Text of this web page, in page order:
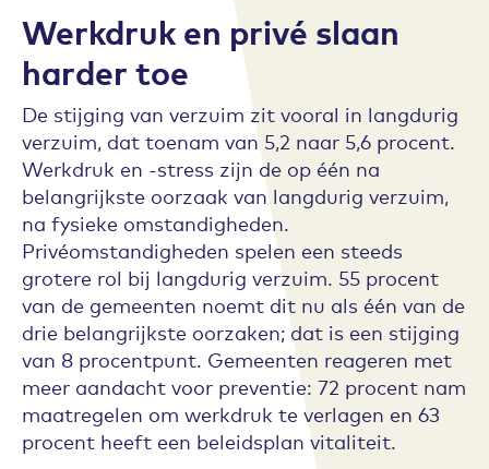
Werkdruk en privé slaan
harder toe
De stijging van verzuim zit vooral in langdurig
verzuim, dat toenam van 5,2 naar 5,6 procent.
Werkdruk en -stress zijn de op één na
belangrijkste oorzaak van langdurig verzuim,
na fysieke omstandigheden.
Privéomstandigheden spelen een steeds
grotere rol bij langdurig verzuim. 55 procent
van de gemeenten noemt dit nu als één van de
drie belangrijkste oorzaken; dat is een stijging
van 8 procentpunt. Gemeenten reageren met
meer aandacht voor preventie: 72 procent nam
maatregelen om werkdruk te verlagen en 63
procent heeft een beleidsplan vitaliteit.